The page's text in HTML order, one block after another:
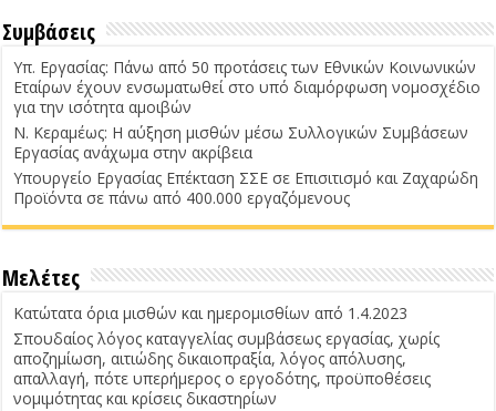
Συμβάσεις
Υπ. Εργασίας: Πάνω από 50 προτάσεις των Εθνικών Κοινωνικών
Εταίρων έχουν ενσωματωθεί στο υπό διαμόρφωση νομοσχέδιο
για την ισότητα αμοιβών
Ν. Κεραμέως: Η αύξηση μισθών μέσω Συλλογικών Συμβάσεων
Εργασίας ανάχωμα στην ακρίβεια
Υπουργείο Εργασίας Επέκταση ΣΣΕ σε Επισιτισμό και Ζαχαρώδη
Προϊόντα σε πάνω από 400.000 εργαζόμενους
Μελέτες
Κατώτατα όρια μισθών και ημερομισθίων από 1.4.2023
Σπουδαίος λόγος καταγγελίας συμβάσεως εργασίας, χωρίς
αποζημίωση, αιτιώδης δικαιοπραξία, λόγος απόλυσης,
απαλλαγή, πότε υπερήμερος ο εργοδότης, προϋποθέσεις
νομιμότητας και κρίσεις δικαστηρίων